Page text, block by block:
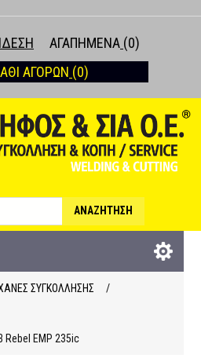
ΑΓΑΠΗΜΈΝΑ (0)
ΑΓΟΡΏΝ (0)
ΑΝΑΖΉΤΗΣΗ
ΣΥΓΚΟΛΛΗΣΗΣ
/
Rebel EMP 235ic